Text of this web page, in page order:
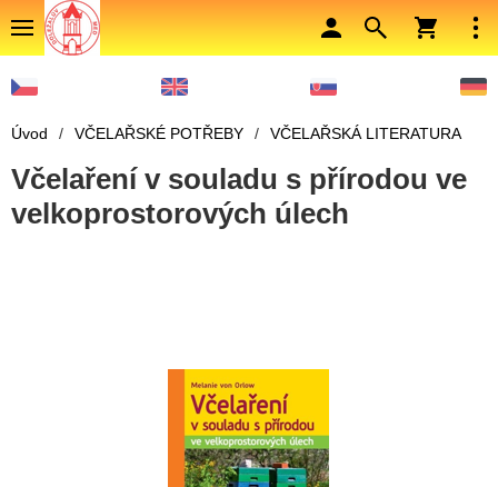
Úvod / VČELAŘSKÉ POTŘEBY / VČELAŘSKÁ LITERATURA
Včelaření v souladu s přírodou ve
velkoprostorových úlech